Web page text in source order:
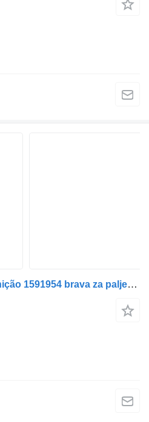
Volvo F10 Canhão de Ignição 1591954 brava za paljenje za Volvo kamiona